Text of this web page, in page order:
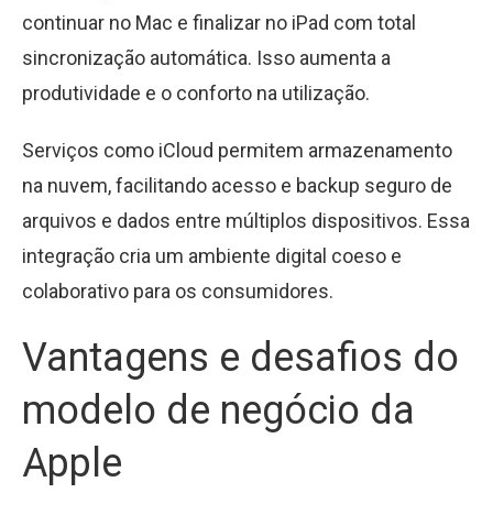
continuar no Mac e finalizar no iPad com total
sincronização automática. Isso aumenta a
produtividade e o conforto na utilização.
Serviços como iCloud permitem armazenamento
na nuvem, facilitando acesso e backup seguro de
arquivos e dados entre múltiplos dispositivos. Essa
integração cria um ambiente digital coeso e
colaborativo para os consumidores.
Vantagens e desafios do
modelo de negócio da
Apple